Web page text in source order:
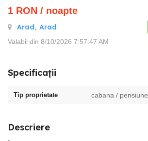
1 RON / noapte
Arad, Arad
Valabil din 8/10/2026 7:57:47 AM
Specificații
Tip proprietate cabana / pensiune
Descriere